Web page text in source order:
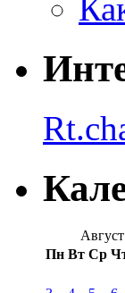
Пн Вт Ср